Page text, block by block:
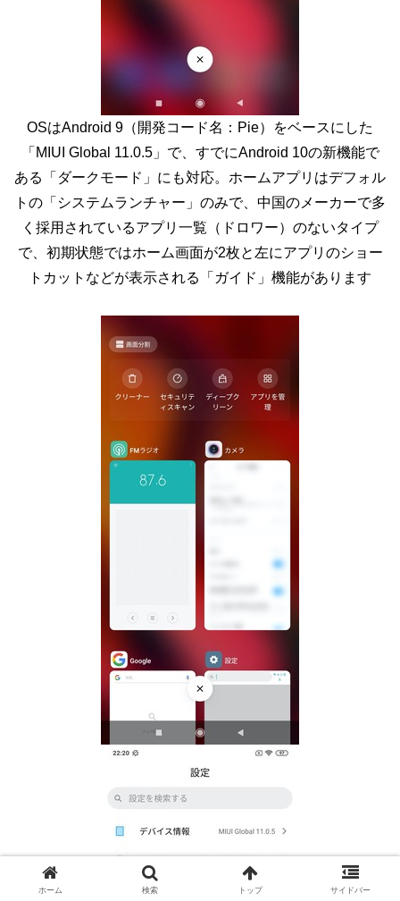
OSはAndroid 9（開発コード名：Pie）をベースにした
「MIUI Global 11.0.5」で、すでにAndroid 10の新機能で
ある「ダークモード」にも対応。ホームアプリはデフォル
トの「システムランチャー」のみで、中国のメーカーで多
く採用されているアプリ一覧（ドロワー）のないタイプ
で、初期状態ではホーム画面が2枚と左にアプリのショー
トカットなどが表示される「ガイド」機能があります
ホーム 検索 トップ サイドバー